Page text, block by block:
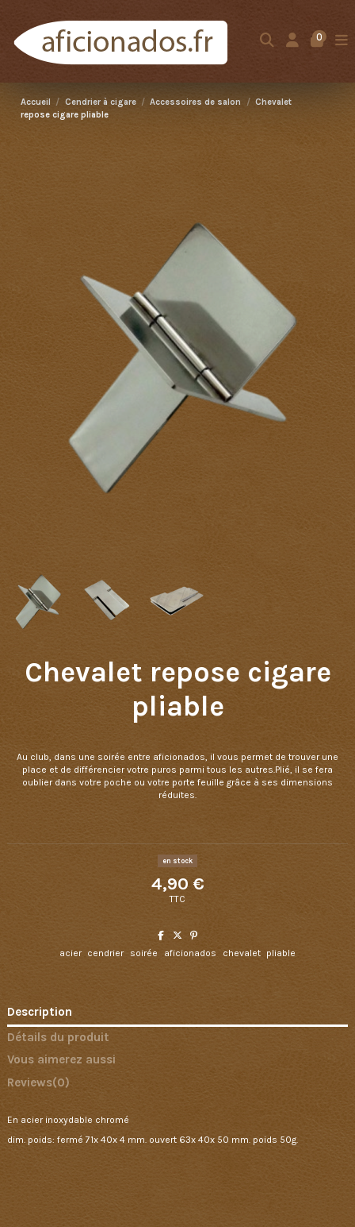
0
Accueil Cendrier à cigare Accessoires de salon
Chevalet
repose cigare pliable
Chevalet repose cigare
pliable
Au club, dans une soirée entre aficionados, il vous permet de trouver une
place et de différencier votre puros parmi tous les autres.Plié, il se fera
oublier dans votre poche ou votre porte feuille grâce à ses dimensions
réduites.
en stock
4,90 €
TTC
acier cendrier soirée aficionados chevalet pliable
Description
Détails du produit
Vous aimerez aussi
Reviews(0)
En acier inoxydable chromé
dim. poids: fermé 71x 40x 4 mm. ouvert 63x 40x 50 mm. poids 50g.